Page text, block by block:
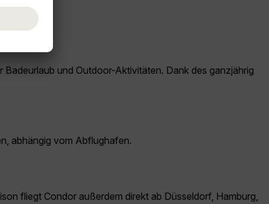
und Outdoor-Aktivitäten. Dank des ganzjährig
abhängig vom Abflughafen.
fliegt Condor außerdem direkt ab Düsseldorf, Hamburg,